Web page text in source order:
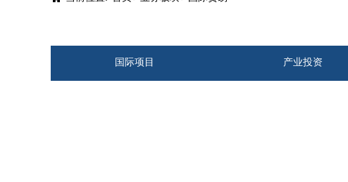
国际项目 产业投资